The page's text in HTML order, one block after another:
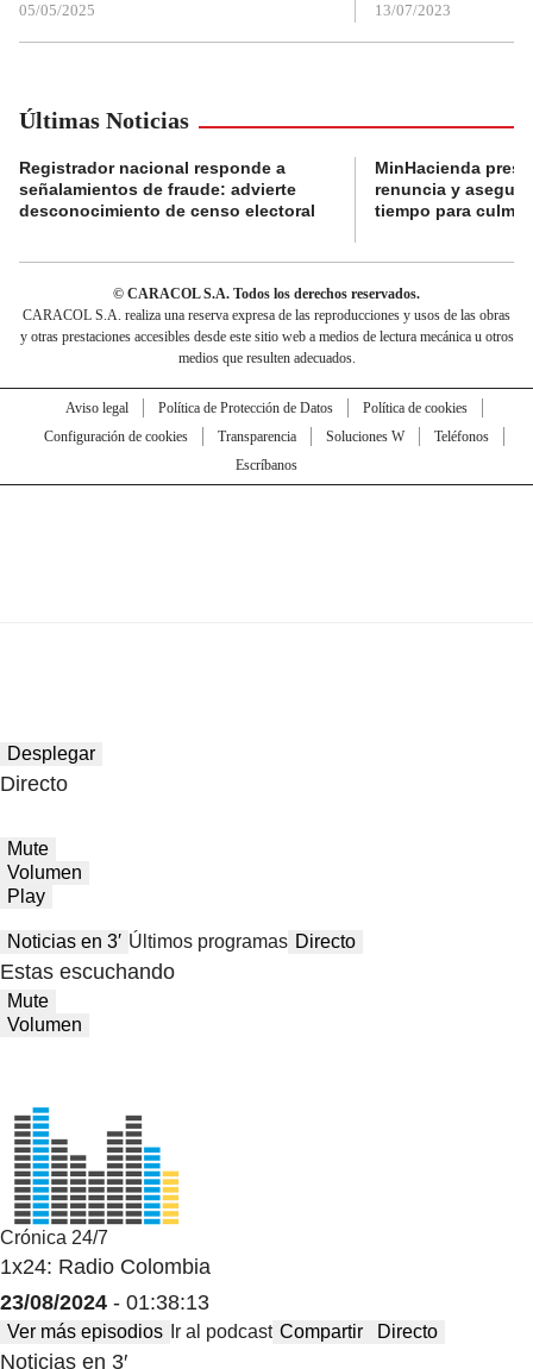
05/05/2025 13/07/2023
Últimas Noticias
Registrador nacional responde a
señalamientos de fraude: advierte
desconocimiento de censo electoral
MinHacienda
renuncia y
tiempo para
© CARACOL S.A. Todos los derechos reservados.
CARACOL S.A. realiza una reserva expresa de las reproducciones y usos de las obras
y otras prestaciones accesibles desde este sitio web a medios de lectura mecánica u otros
medios que resulten adecuados.
Aviso legal Política de Protección de Datos
Política de cookies
Configuración de cookies
Transparencia Soluciones W
Teléfonos
Escríbanos
Desplegar
Directo
Mute
Volumen
Play
Noticias en 3′ Últimos programas Directo
Estas escuchando
Mute
Volumen
Crónica 24/7
1x24: Radio Colombia
23/08/2024 - 01:38:13
Ver más episodios Ir al podcast Compartir Directo
Noticias en 3′